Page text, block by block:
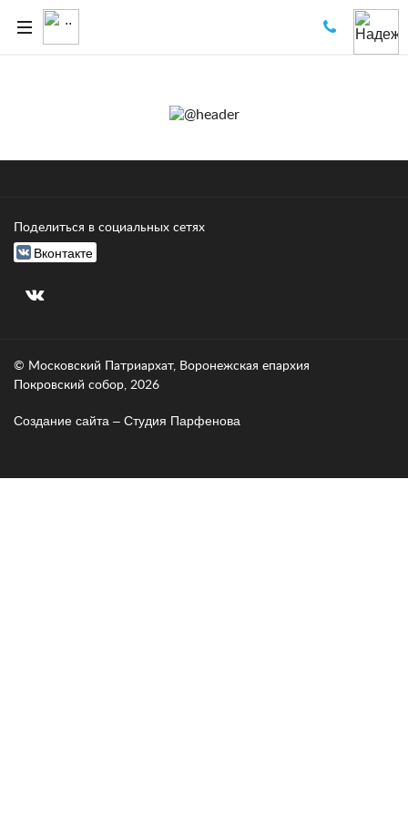
Поделиться в социальных сетях
Вконтакте
© Московский Патриархат, Воронежcкая епархия
Покровский собор, 2026
Создание сайта – Cтудия Парфенова